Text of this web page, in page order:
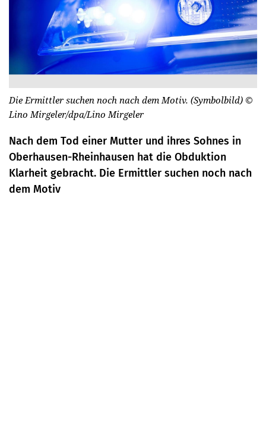
Die Ermittler suchen noch nach dem Motiv. (Symbolbild) ©
Lino Mirgeler/dpa/Lino Mirgeler
Nach dem Tod einer Mutter und ihres Sohnes in
Oberhausen-Rheinhausen hat die Obduktion
Klarheit gebracht. Die Ermittler suchen noch nach
dem Motiv